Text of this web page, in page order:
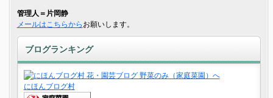
管理人＝片岡静
メールはこちらから お願いします。
ブログランキング
にほんブログ村